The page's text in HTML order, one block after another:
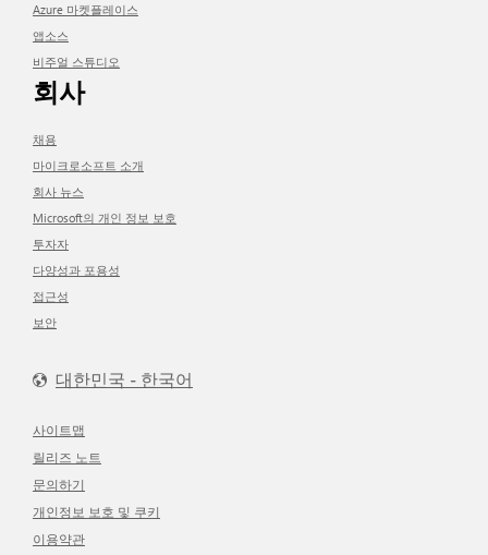
Azure 마켓플레이스
앱소스
비주얼 스튜디오
회사
채용
마이크로소프트 소개
회사 뉴스
Microsoft의 개인 정보 보호
투자자
다양성과 포용성
접근성
보안
대한민국 - 한국어
사이트맵
릴리즈 노트
문의하기
개인정보 보호 및 쿠키
이용약관